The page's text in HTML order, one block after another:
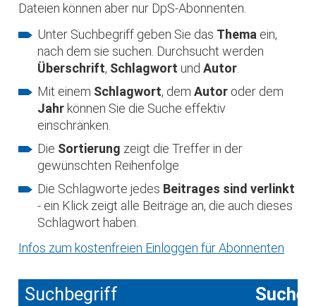
Dateien können aber nur DpS-Abonnenten.
Unter Suchbegriff geben Sie das Thema ein,
nach dem sie suchen. Durchsucht werden
Überschrift, Schlagwort undAutor
Mit einem Schlagwort, demAutor oder dem
Jahr können Sie die Suche effektiv
einschränken.
Die Sortierung zeigt die Treffer in der
gewünschten Reihenfolge
Die Schlagworte jedes Beitrages sind verlinkt
- ein Klick zeigt alle Beiträge an, die auch dieses
Schlagwort haben.
Infos zum kostenfreien Einloggen für Abonnenten
Suchbegriff Suche